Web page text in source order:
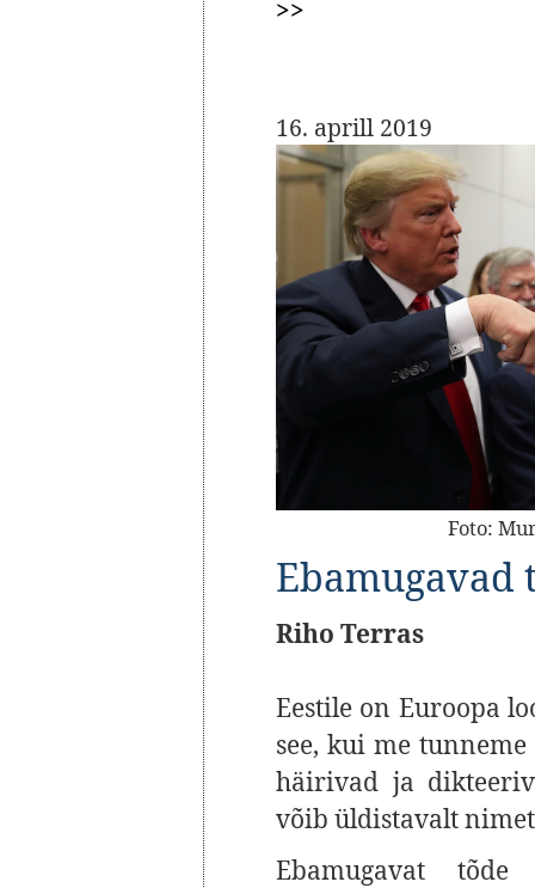
>>
16. aprill 2019
Foto:
Ebamugavad
Riho Terras
Eestile on Euroopa
see, kui me
häirivad ja
võib üldistavalt
Ebamugavat